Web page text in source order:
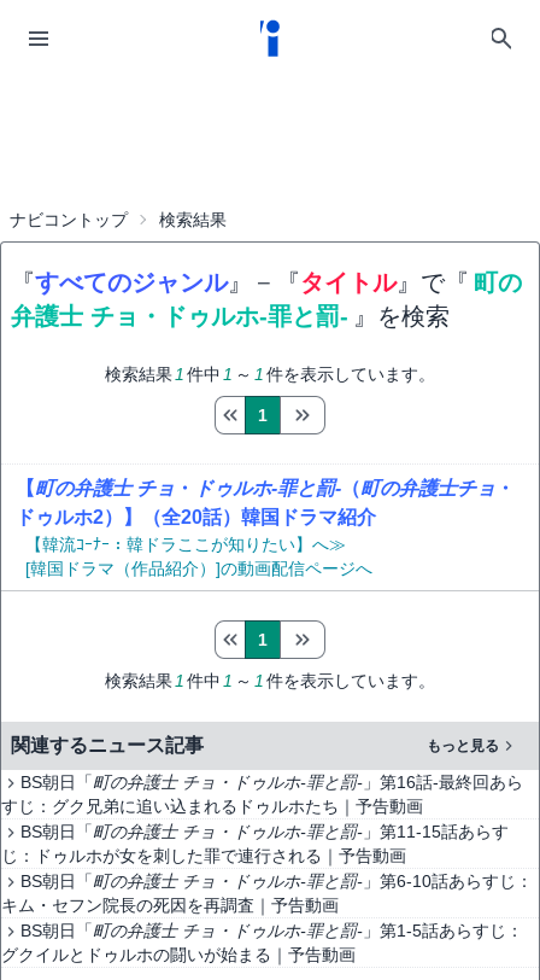
ナビコントップ 検索結果
『すべてのジャンル』 − 『タイトル』で『 町の
弁護士 チョ・ドゥルホ-罪と罰- 』を検索
検索結果 1 件中 1 ～ 1 件を表示しています。
1
【町の弁護士チョ ・ ドゥルホ-罪と罰- （町の弁護士チョ ・
ドゥルホ2）】（全20話）韓国ドラマ紹介
【韓流ｺｰﾅｰ：韓ドラここが知りたい】へ≫
[韓国ドラマ（作品紹介）]の動画配信ページへ
検索結果 1 件中 1 ～ 1 件を表示しています。
1
関連するニュース記事 もっと見る
BS朝日「町の弁護士チョ・ドゥルホ-罪と罰- 」第16話-最終回あら
すじ：グク兄弟に追い込まれるドゥルホたち｜予告動画
BS朝日「町の弁護士チョ・ドゥルホ-罪と罰- 」第11-15話あらす
じ：ドゥルホが女を刺した罪で連行される｜予告動画
BS朝日「町の弁護士チョ・ドゥルホ-罪と罰- 」第6-10話あらすじ：
キム・セフン院長の死因を再調査｜予告動画
BS朝日「町の弁護士チョ・ドゥルホ-罪と罰- 」第1-5話あらすじ：
グクイルとドゥルホの闘いが始まる｜予告動画